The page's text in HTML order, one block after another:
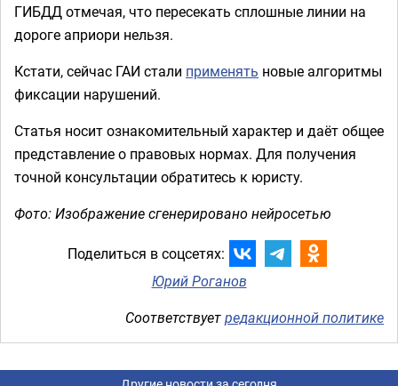
ГИБДД отмечая, что пересекать сплошные линии на
дороге априори нельзя.
Кстати, сейчас ГАИ стали применять новые алгоритмы
фиксации нарушений.
Статья носит ознакомительный характер и даёт общее
представление о правовых нормах. Для получения
точной консультации обратитесь к юристу.
Фото: Изображение сгенерировано нейросетью
Поделиться в соцсетях:
Юрий Роганов
Соответствуетредакционной политике